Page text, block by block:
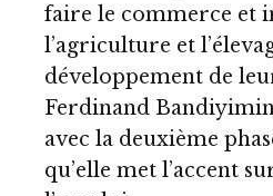
faire le commerce et
l’agriculture et
développement de
Ferdinand
avec la deuxième
qu’elle met l’accent